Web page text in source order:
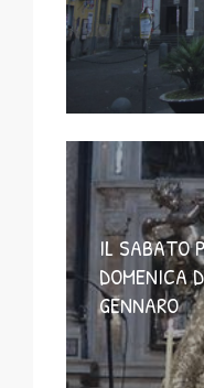
IL SABATO
DOMENICA
GENNARO